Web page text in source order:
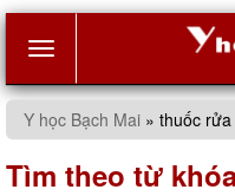
navigation
Y học Bạch Mai » thuốc
Tìm theo từ